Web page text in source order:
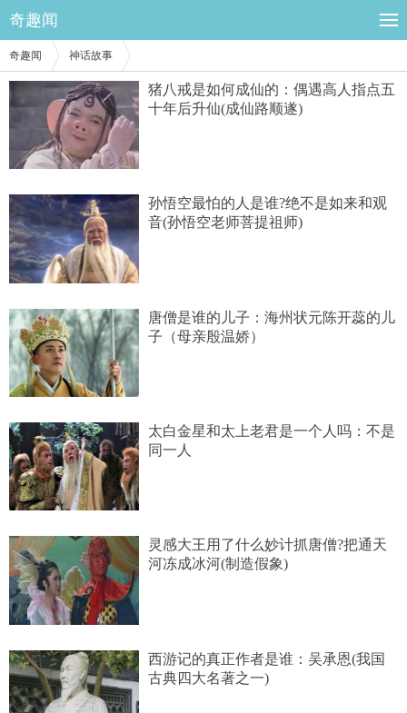
奇趣闻
奇趣闻 神话故事
猪八戒是如何成仙的：偶遇高人指点五
十年后升仙(成仙路顺遂)
孙悟空最怕的人是谁?绝不是如来和观
音(孙悟空老师菩提祖师)
唐僧是谁的儿子：海州状元陈开蕊的儿
子（母亲殷温娇）
太白金星和太上老君是一个人吗：不是
同一人
灵感大王用了什么妙计抓唐僧?把通天
河冻成冰河(制造假象)
西游记的真正作者是谁：吴承恩(我国
古典四大名著之一)